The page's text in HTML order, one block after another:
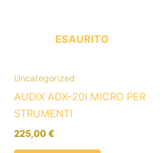
ESAURITO
Uncategorized
AUDIX ADX-20I MICRO PER
STRUMENTI
225,00€